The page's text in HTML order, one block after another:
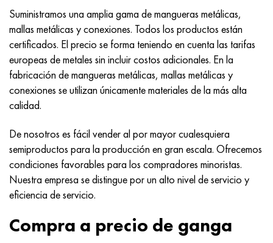
Suministramos una amplia gama de mangueras metálicas,
mallas metálicas y conexiones. Todos los productos están
certificados. El precio se forma teniendo en cuenta las tarifas
europeas de metales sin incluir costos adicionales. En la
fabricación de mangueras metálicas, mallas metálicas y
conexiones se utilizan únicamente materiales de la más alta
calidad.
De nosotros es fácil vender al por mayor cualesquiera
semiproductos para la producción en gran escala. Ofrecemos
condiciones favorables para los compradores minoristas.
Nuestra empresa se distingue por un alto nivel de servicio y
eficiencia de servicio.
Compra a precio de ganga
Hastelloy x
udimet 500
udimet 720
A40G, 44smn28, 1.0762, 46s20